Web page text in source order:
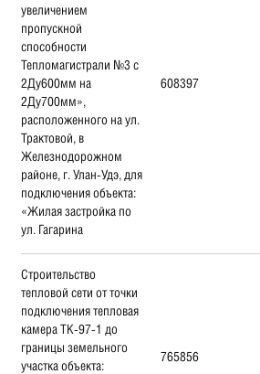
увеличением
пропускной
способности
Тепломагистрали №3 с
2Ду600мм на
2Ду700мм»,
расположенного на ул.
Трактовой, в
Железнодорожном
районе, г. Улан-Удэ, для
подключения объекта:
«Жилая застройка по
ул. Гагарина
608397
Строительство
тепловой сети от точки
подключения тепловая
камера ТК-97-1 до
границы земельного
участка объекта:
765856